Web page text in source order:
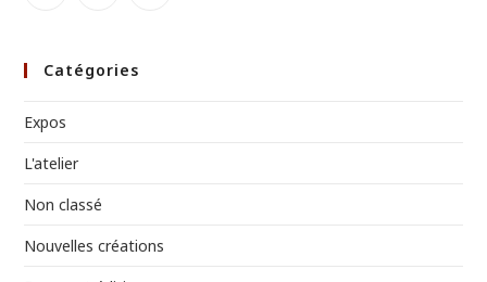
Catégories
Expos
L'atelier
Non classé
Nouvelles créations